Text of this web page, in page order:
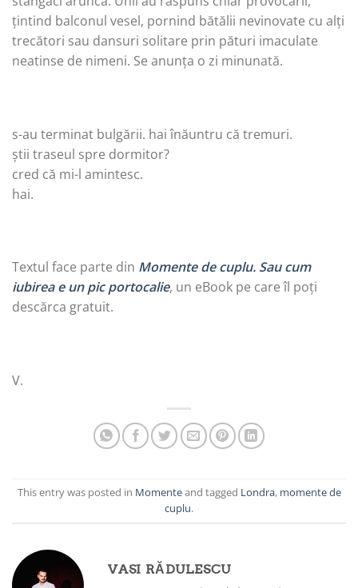
țintind balconul vesel, pornind bătălii nevinovate cu alți
trecători sau dansuri solitare prin pături imaculate
neatinse de nimeni. Se anunța o zi minunată.
s-au terminat bulgării. hai înăuntru că tremuri.
știi traseul spre dormitor?
cred că mi-l amintesc.
hai.
Textul face parte din Momente de cuplu. Sau cum
iubirea e un pic portocalie, un eBook pe care îl poți
descărca gratuit.
V.
This entry was posted in Momenteand tagged Londra, momente de
cuplu.
VASI RĂDULESCU